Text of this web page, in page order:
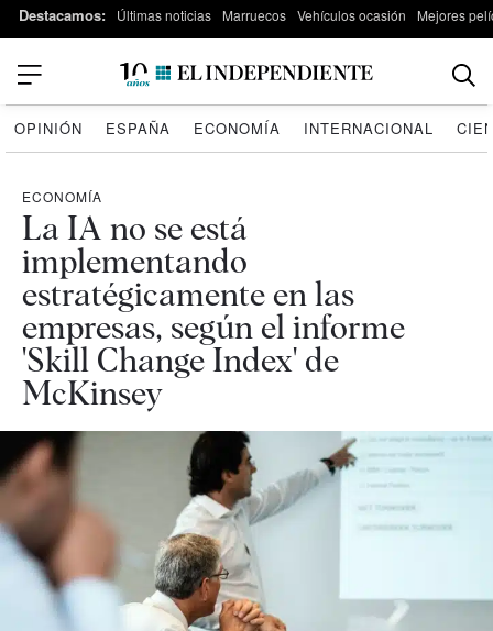
Destacamos: Últimas noticias Marruecos Vehículos ocasión Mejores
OPINIÓN ESPAÑA ECONOMÍA INTERNACIONAL
ECONOMÍA
La IA no se está
implementando
estratégicamente en las
empresas, según el informe
'Skill Change Index' de
McKinsey